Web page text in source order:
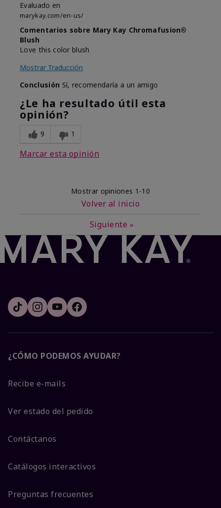
Evaluado en
marykay.com/en-us/
Comentarios sobre Mary Kay Chromafusion®
Blush
Love this color blush
Mostrar Traducción
Conclusión Sí, recomendaría a un amigo
¿Le ha resultado útil esta
opinión?
9 1
Marcar esta opinión
Mostrar opiniones 1-10
Volver al inicio
Siguiente »
¿CÓMO PODEMOS AYUDAR?
Recibe e-mails
Ver estado del pedido
Contáctanos
Catálogos interactivos
Preguntas frecuentes